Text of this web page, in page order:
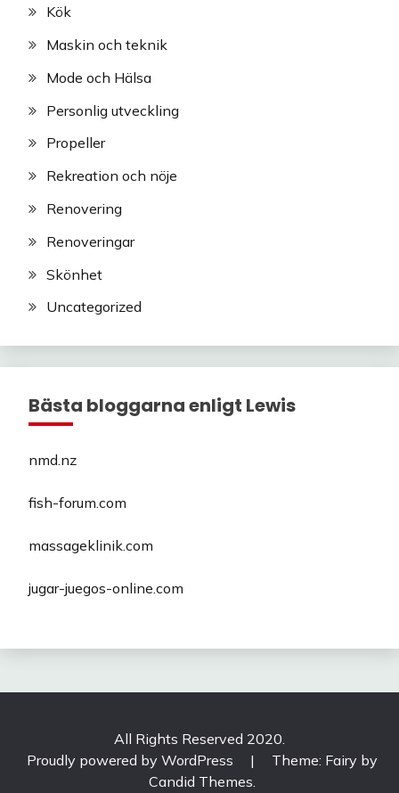
Kök
Maskin och teknik
Mode och Hälsa
Personlig utveckling
Propeller
Rekreation och nöje
Renovering
Renoveringar
Skönhet
Uncategorized
Bästa bloggarna enligt Lewis
nmd.nz
fish-forum.com
massageklinik.com
jugar-juegos-online.com
All Rights Reserved 2020.
Proudly powered by WordPress
|
Theme: Fairy by
Candid Themes.